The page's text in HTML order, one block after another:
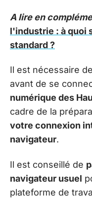
A lire en
l'industrie : à quoi
standard ?
Il est nécessaire
avant de se
numérique des
cadre de la
votre connexion
navigateur.
Il est conseillé de
navigateur usuel
plateforme de